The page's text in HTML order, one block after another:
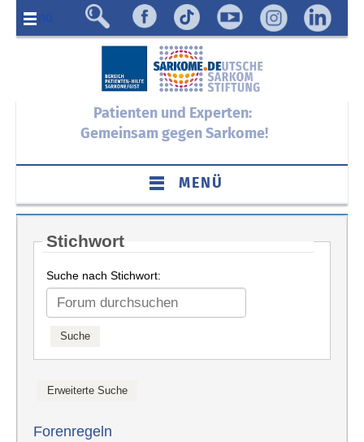
Menü
Patienten und Experten:
Gemeinsam gegen Sarkome!
MENÜ
Stichwort
Suche nach Stichwort:
Forenregeln